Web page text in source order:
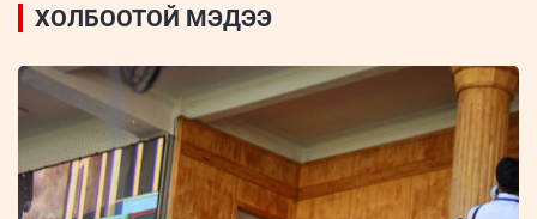
ХОЛБООТОЙ МЭДЭЭ